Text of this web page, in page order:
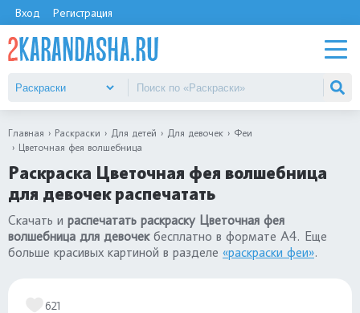
Вход Регистрация
Главная Раскраски Для детей Для девочек
Феи
Цветочная фея волшебница
Раскраска Цветочная фея волшебница
для девочек распечатать
Скачать и распечатать раскраску Цветочная фея
волшебница для девочекбесплатно в формате А4. Еще
больше красивых картиной в разделе «раскраски феи».
621